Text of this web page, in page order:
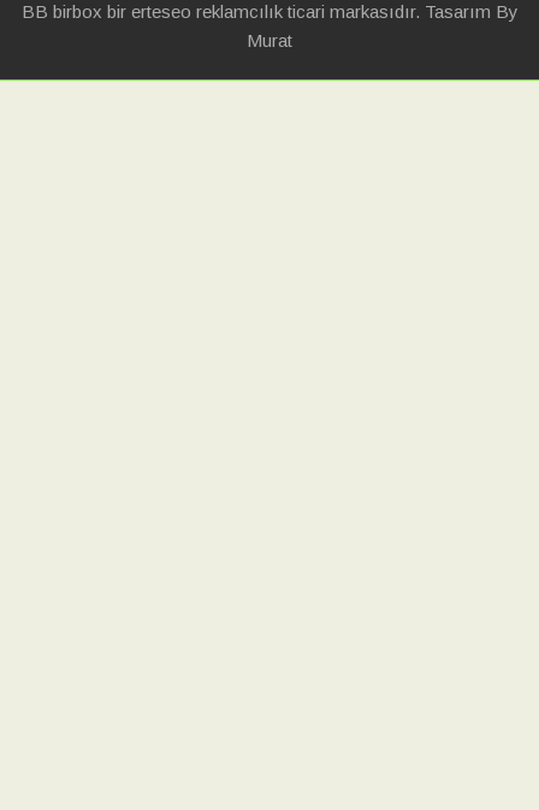
BB birbox bir erteseo reklamcılık ticari markasıdır. Tasarım By
Murat